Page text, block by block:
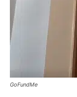
GoFundMe